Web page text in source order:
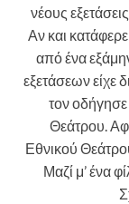
νέους
Αν και
από ένα
εξετάσεων είχε
τον
Θεάτρου.
Εθνικού
Μαζί μ’ ένα